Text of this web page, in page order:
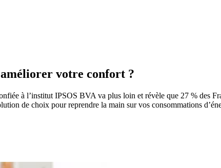
votre confort ?
à l’institut IPSOS BVA va plus loin et révèle que 27 % des
de choix pour reprendre la main sur vos consommations